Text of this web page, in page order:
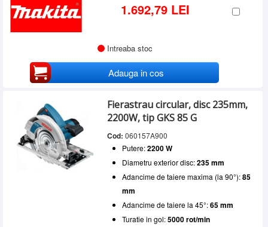
1.692,79 LEI
Intreaba stoc
Adauga in cos
Fierastrau circular, disc 235mm,
2200W, tip GKS 85 G
Cod: 060157A900
Putere:2200 W
Diametru exterior disc:235 mm
Adancime de taiere maxima (la 90°):85
mm
Adancime de taiere la 45°:65 mm
Turatie in gol:5000 rot/min